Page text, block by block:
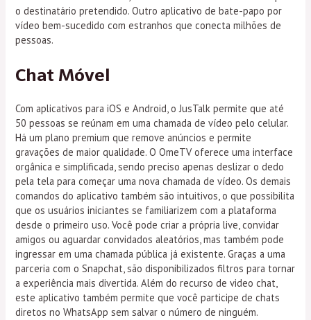
o destinatário pretendido. Outro aplicativo de bate-papo por
vídeo bem-sucedido com estranhos que conecta milhões de
pessoas.
Chat Móvel
Com aplicativos para iOS e Android, o JusTalk permite que até
50 pessoas se reúnam em uma chamada de vídeo pelo celular.
Há um plano premium que remove anúncios e permite
gravações de maior qualidade. O OmeTV oferece uma interface
orgânica e simplificada, sendo preciso apenas deslizar o dedo
pela tela para começar uma nova chamada de vídeo. Os demais
comandos do aplicativo também são intuitivos, o que possibilita
que os usuários iniciantes se familiarizem com a plataforma
desde o primeiro uso. Você pode criar a própria live, convidar
amigos ou aguardar convidados aleatórios, mas também pode
ingressar em uma chamada pública já existente. Graças a uma
parceria com o Snapchat, são disponibilizados filtros para tornar
a experiência mais divertida. Além do recurso de video chat,
este aplicativo também permite que você participe de chats
diretos no WhatsApp sem salvar o número de ninguém.